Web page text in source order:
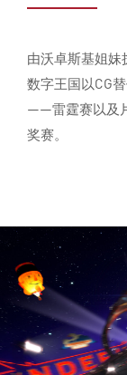
由沃卓斯基姐妹
数字王国以CG
——雷霆赛以及
奖赛。